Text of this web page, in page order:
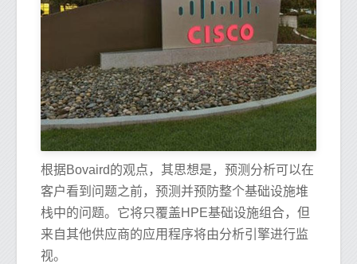
根据Bovaird的观点，其思想是，预测分析可以在
客户看到问题之前，预测并预防整个基础设施堆
栈中的问题。它将只覆盖HPE基础设施组合，但
来自其他供应商的应用程序将由分析引擎进行监
视。